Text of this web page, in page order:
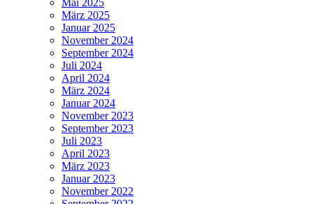
Mai 2025
März 2025
Januar 2025
November 2024
September 2024
Juli 2024
April 2024
März 2024
Januar 2024
November 2023
September 2023
Juli 2023
April 2023
März 2023
Januar 2023
November 2022